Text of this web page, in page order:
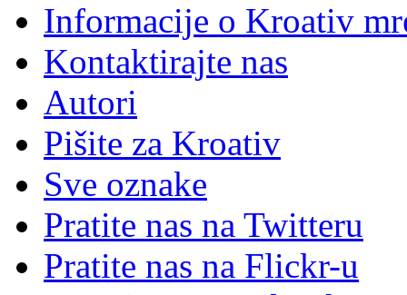
Informacije o Kroativ
Kontaktirajte nas
Autori
Pišite za Kroativ
Sve oznake
Pratite nas na Twitteru
Pratite nas na Flickr-u